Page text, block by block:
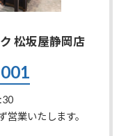
松坂屋静岡店
業いたします。